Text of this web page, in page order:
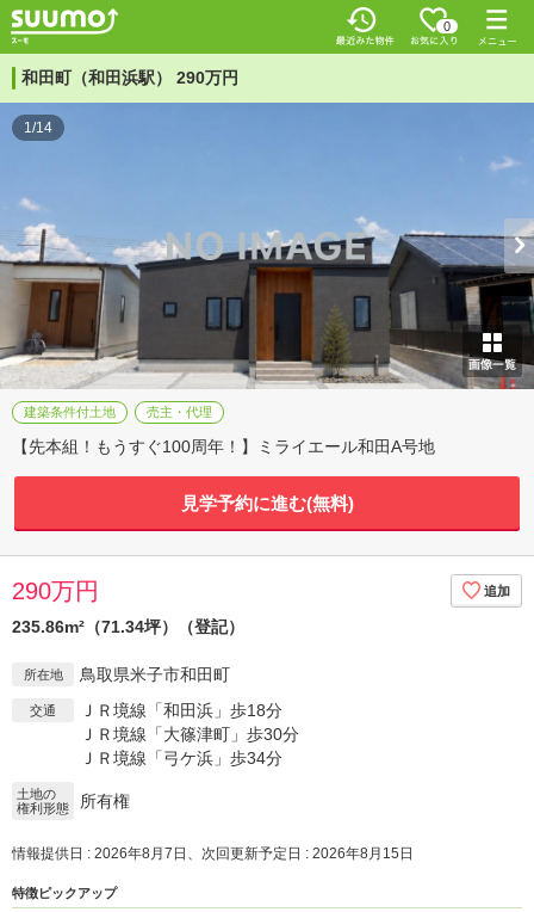
0
和田町（和田浜駅） 290万円
1/14
建築条件付土地 売主・代理
【先本組！もうすぐ100周年！】ミライエール和田A号地
見学予約に進む(無料)
290万円
235.86m²（71.34坪）（登記）
所在地 鳥取県米子市和田町
交通
ＪＲ境線「和田浜」歩18分
ＪＲ境線「大篠津町」歩30分
ＪＲ境線「弓ケ浜」歩34分
土地の
権利形態
所有権
情報提供日 : 2026年8月7日、次回更新予定日 : 2026年8月15日
特徴ピックアップ